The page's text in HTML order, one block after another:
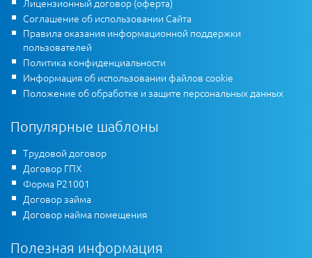
Лицензионный договор (оферта)
Соглашение об использовании Сайта
Правила оказания информационной поддержки
пользователей
Политика конфиденциальности
Информация об использовании файлов cookie
Положение об обработке и защите персональных данных
Популярные шаблоны
Трудовой договор
Договор ГПХ
Форма Р21001
Договор займа
Договор найма помещения
Полезная информация